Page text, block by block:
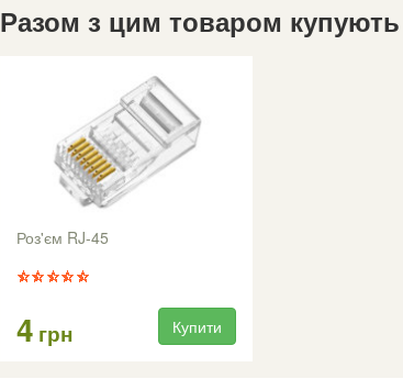
Разом з цим товаром купують
Роз'єм RJ-45
4 грн Купити